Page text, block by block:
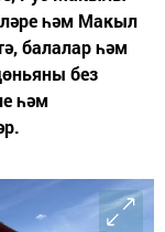
һәм Макыл
балалар һәм
без
һәм